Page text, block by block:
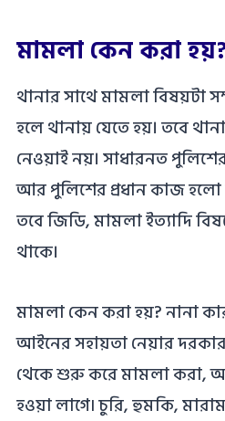
মামলা কেন করা
থানার সাথে মামলা বিষয়টা
হলে থানায় যেতে হয়। তবে
নেওয়াই নয়। সাধারনত
আর পুলিশের প্রধান কাজ হলো
তবে জিডি, মামলা ইত্যাদি
থাকে।
মামলা কেন করা হয়? নানা
আইনের সহায়তা নেয়ার
থেকে শুরু করে মামলা করা,
হওয়া লাগে৷ চুরি, হুমকি,